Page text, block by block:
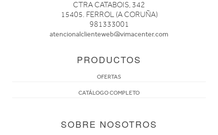
CTRA CATABOIS, 342
15405. FERROL (A CORUÑA)
981333001
atencionalclienteweb@vimacenter.com
PRODUCTOS
OFERTAS
CATÁLOGO COMPLETO
SOBRE NOSOTROS